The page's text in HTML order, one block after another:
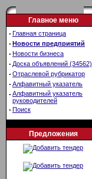
Главное меню
· Главная страница
· Новости предприятий
· Новости бизнеса
· Доска объявлений (34562)
· Отраслевой рубрикатор
· Алфавитный указатель
· Алфавитный указатель
руководителей
· Поиск
Предложения